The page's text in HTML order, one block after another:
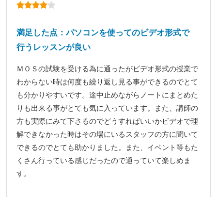
満足した点：パソコンを使ってのビデオ形式で
行うレッスンが良い
ＭＯＳの試験を受ける為に通ったがビデオ形式の授業で
わからない時は何度も繰り返し見る事ができるのでとて
も分かりやすいです。途中止めながらノートにまとめた
りも出来る事がとても気に入っています。また、講師の
方も実際にみて下さるのでどうすればいいかビデオで理
解できなかった時はその場にいるスタッフの方に聞いて
できるのでとても助かりました。また、イベント等もた
くさん行っている感じだったので通っていて楽しめま
す。